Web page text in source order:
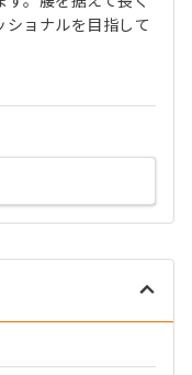
ョナルを目指して